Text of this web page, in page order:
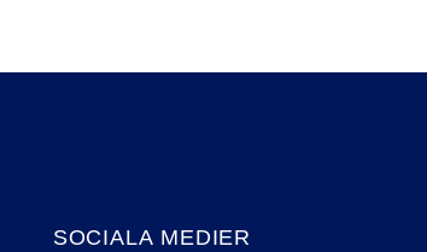
SOCIALA MEDIER